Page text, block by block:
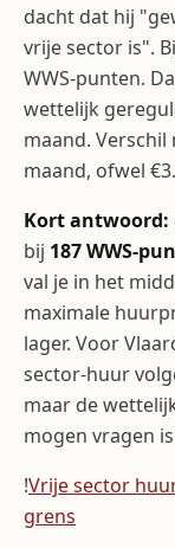
dacht dat hij
vrije sector is".
WWS-punten.
wettelijk
maand.
maand, ofwel
Kort antwoord:
bij 187 WWS-
val je in het
maximale
lager. Voor
sector-huur
maar de
mogen vragen
!Vrije sector
grens